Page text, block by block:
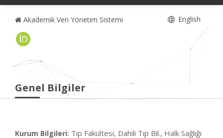
Akademik Veri Yönetim Sistemi English
Genel Bilgiler
Kurum Bilgileri: Tıp Fakültesi, Dahili Tıp Bil., Halk Sağlığı